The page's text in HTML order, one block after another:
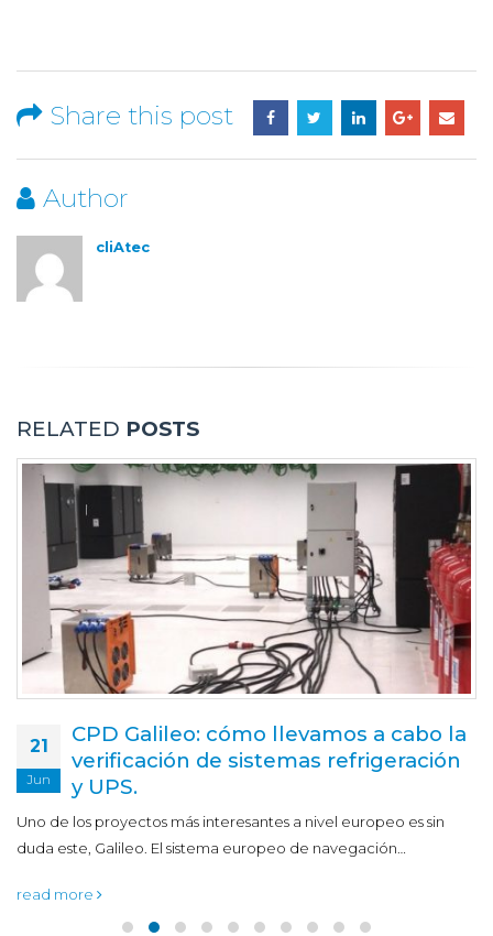
Share this post
Author
cliAtec
RELATED POSTS
21
Jun
CPD Galileo: cómo llevamos a cabo la
verificación de sistemas refrigeración
y UPS.
Uno de los proyectos más interesantes a nivel europeo es sin
duda este, Galileo. El sistema europeo de navegación…
read more